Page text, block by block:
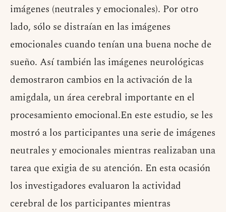
imágenes (neutrales y emocionales). Por otro
lado, sólo se distraían en las imágenes
emocionales cuando tenían una buena noche de
sueño. Así también las imágenes neurológicas
demostraron cambios en la activación de la
amigdala, un área cerebral importante en el
procesamiento emocional.En este estudio, se les
mostró a los participantes una serie de imágenes
neutrales y emocionales mientras realizaban una
tarea que exigia de su atención. En esta ocasión
los investigadores evaluaron la actividad
cerebral de los participantes mientras